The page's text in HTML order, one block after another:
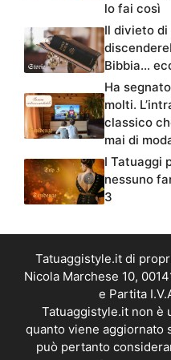
lo fai così
Il divieto
Bibbia…
Ha
molti.
classico
mai di
I Tatuaggi
nessuno
3
Tatuaggistyle.it di
Nicola Marchese 10,
e Partita
Tatuaggistyle.it non è
quanto viene aggiornato
può pertanto